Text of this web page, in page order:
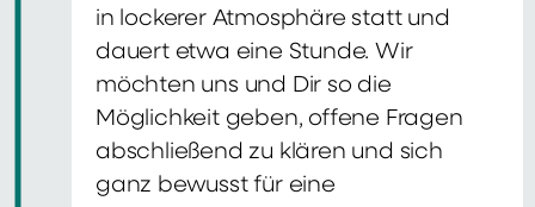
in lockerer Atmosphäre statt und
dauert etwa eine Stunde. Wir
möchten uns und Dir so die
Möglichkeit geben, offene Fragen
abschließend zu klären und sich
ganz bewusst für eine